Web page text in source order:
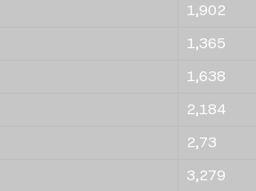
1,902
1,365
1,638
2,184
2,73
3,279